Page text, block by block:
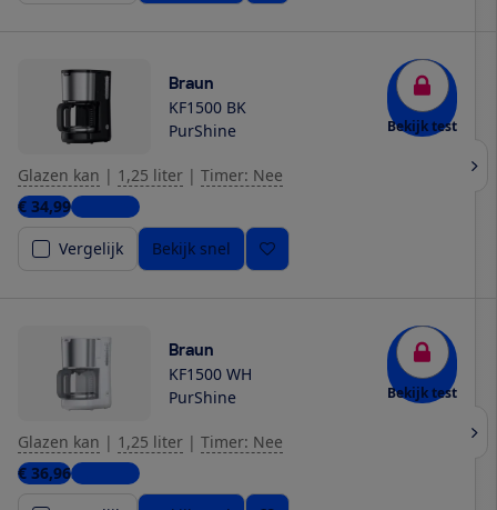
Braun
KF1500 BK
PurShine
Bekijk test
Glazen kan | 1,25 liter | Timer: Nee
€ 34,994 winkels
Vergelijk
Bekijk snel
Braun
KF1500 WH
PurShine
Bekijk test
Glazen kan | 1,25 liter | Timer: Nee
€ 36,963 winkels